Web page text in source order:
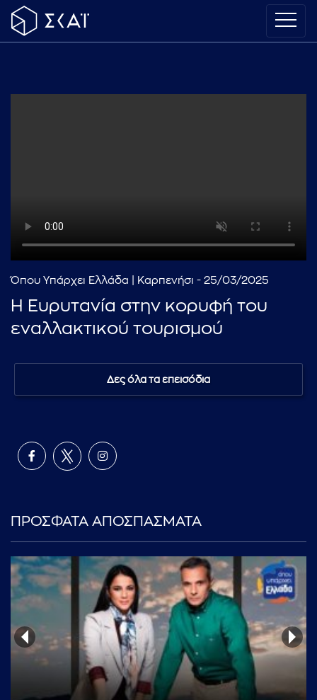
Όπου Υπάρχει Ελλάδα | Καρπενήσι - 25/03/2025
Η Ευρυτανία στην κορυφή του
εναλλακτικού τουρισμού
Δες όλα τα επεισόδια
ΠΡΟΣΦΑΤΑ ΑΠΟΣΠΑΣΜΑΤΑ